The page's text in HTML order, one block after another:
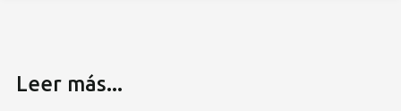
Leer más...